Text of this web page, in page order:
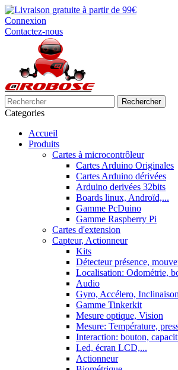
Connexion
Contactez-nous
Rechercher
Categories
Accueil
Produits
Cartes à microcontrôleur
Cartes Arduino Originales
Cartes Arduino dérivées
Arduino derivées 32bits
Boards linux, Androïd,...
Gamme PcDuino
Gamme Raspberry Pi
Cartes d'extension
Capteur, Actionneur
Kits
Détecteur présence,
Localisation: Odométrie,
Audio
Gyro, Accélero, Inclinaison
Gamme Tinkerkit
Mesure optique, Vision
Mesure: Température,
Interaction: bouton,
Led, écran LCD,...
Actionneur